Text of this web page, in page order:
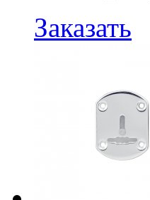
Заказать